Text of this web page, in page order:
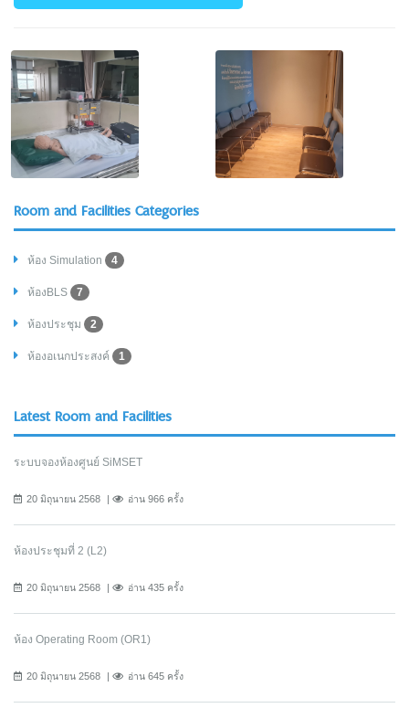
Room and Facilities Categories
ห้อง Simulation 4
ห้องBLS 7
ห้องประชุม 2
ห้องอเนกประสงค์ 1
Latest Room and Facilities
ระบบจองห้องศูนย์ SiMSET
20 มิถุนายน 2568 อ่าน 966 ครั้ง
ห้องประชุมที่ 2 (L2)
20 มิถุนายน 2568 อ่าน 435 ครั้ง
ห้อง Operating Room (OR1)
20 มิถุนายน 2568 อ่าน 645 ครั้ง